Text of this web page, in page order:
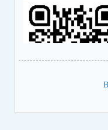
содействия